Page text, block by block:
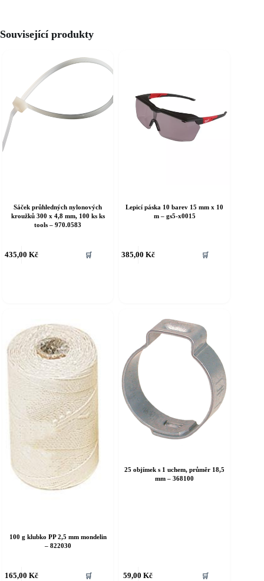
Související produkty
Sáček průhledných nylonových
kroužků 300 x 4,8 mm, 100 ks ks
tools – 970.0583
435,00 Kč 🛒
Lepicí páska 10 barev 15 mm x 10
m – gs5-x0015
385,00 Kč 🛒
100 g klubko PP 2,5 mm mondelin
– 822030
165,00 Kč 🛒
25 objímek s 1 uchem, průměr 18,5
mm – 368100
59,00Kč 🛒